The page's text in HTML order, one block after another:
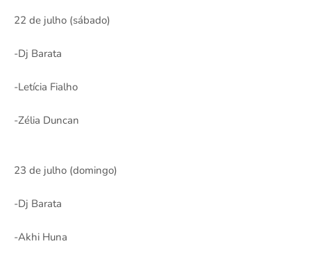
22 de julho (sábado)
-Dj Barata
-Letícia Fialho
-Zélia Duncan
23 de julho (domingo)
-Dj Barata
-Akhi Huna